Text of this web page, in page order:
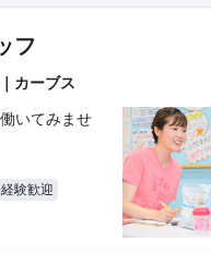
フ
カーブス
いてみませ
験歓迎